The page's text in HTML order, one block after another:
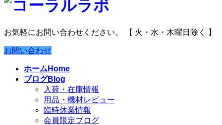
お気軽にお問い合わせください。 【 火・水・木曜日除く 】
お問い合わせ
ホーム Home
ブログBlog
入荷・在庫情報
用品・機材レビュー
臨時休業情報
会員限定ブログ